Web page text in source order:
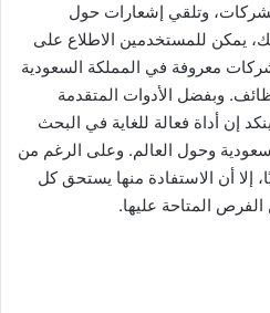
وتلقي إشعارات حول
يمكن للمستخدمين الاطلاع على
معروفة في المملكة السعودية
وبفضل الأدوات المتقدمة
إن أداة فعالة للغاية في البحث
وحول العالم. وعلى الرغم من
إلا أن الاستفادة منها يستحق كل
الفرص المتاحة عليها.